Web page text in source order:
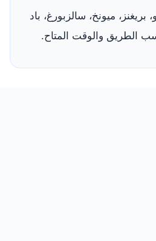
ميونخ، سالزبورغ، باد
الطريق والوقت المتاح.